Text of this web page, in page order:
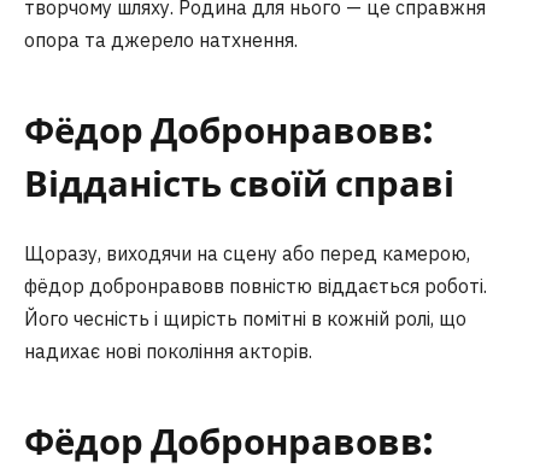
творчому шляху. Родина для нього — це справжня
опора та джерело натхнення.
Фёдор Добронравовв:
Відданість своїй справі
Щоразу, виходячи на сцену або перед камерою,
фёдор добронравовв повністю віддається роботі.
Його чесність і щирість помітні в кожній ролі, що
надихає нові покоління акторів.
Фёдор Добронравовв: